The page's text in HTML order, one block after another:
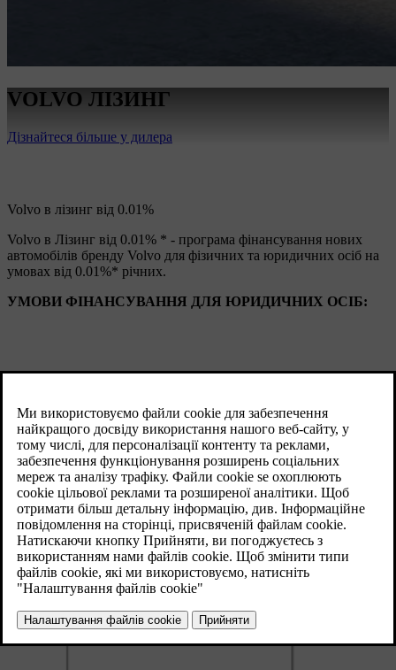
VOLVO ЛІЗИНГ
Дізнайтеся більше у дилера
Volvo в лізинг від 0.01%
Volvo в Лізинг від 0.01% * - програма фінансування нових
автомобілів бренду Volvo для фізичних та юридичних осіб на
умовах від 0.01%* річних.
УМОВИ ФІНАНСУВАННЯ ДЛЯ ЮРИДИЧНИХ ОСІБ: